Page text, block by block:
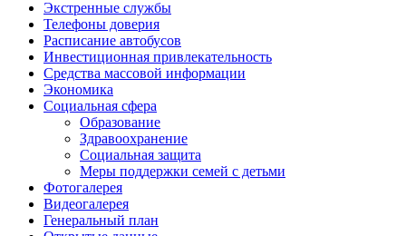
Экстренные службы
Телефоны доверия
Расписание автобусов
Инвестиционная привлекательность
Средства массовой информации
Экономика
Социальная сфера
Образование
Здравоохранение
Социальная защита
Меры поддержки семей с детьми
Фотогалерея
Видеогалерея
Генеральный план